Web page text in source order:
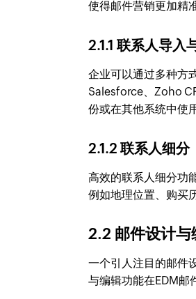
使得邮件营销更加精
2.1.1 联系人导入
企业可以通过多种方
Salesforce、Zoho
份或在其他系统中使用
2.1.2 联系人细分
高效的联系人细分功
例如地理位置、购买
2.2 邮件设计与
一个引人注目的邮件
与编辑功能在EDM邮